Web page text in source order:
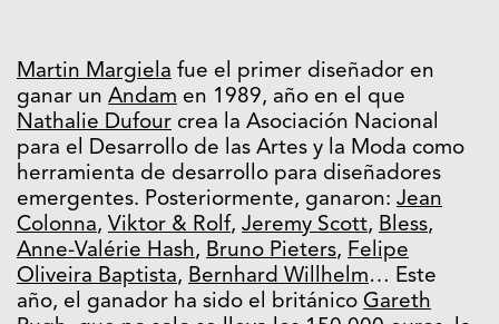
Martin Margiela fue el primer diseñador en
ganar un Andam en 1989, año en el que
Nathalie Dufour crea la Asociación Nacional
para el Desarrollo de las Artes y la Moda como
herramienta de desarrollo para diseñadores
emergentes. Posteriormente, ganaron: Jean
Colonna, Viktor & Rolf, Jeremy Scott, Bless,
Anne-Valérie Hash, Bruno Pieters, Felipe
Oliveira Baptista, Bernhard Willhelm… Este
año, el ganador ha sido el británico Gareth